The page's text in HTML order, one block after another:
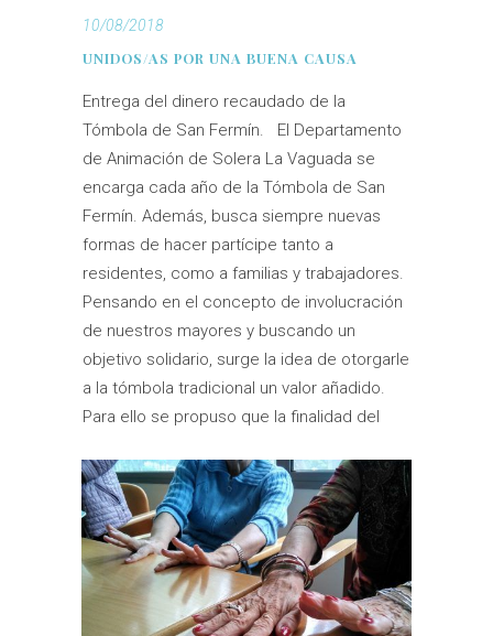
10/08/2018
UNIDOS/AS POR UNA BUENA CAUSA
Entrega del dinero recaudado de la
Tómbola de San Fermín. El Departamento
de Animación de Solera La Vaguada se
encarga cada año de la Tómbola de San
Fermín. Además, busca siempre nuevas
formas de hacer partícipe tanto a
residentes, como a familias y trabajadores.
Pensando en el concepto de involucración
de nuestros mayores y buscando un
objetivo solidario, surge la idea de otorgarle
a la tómbola tradicional un valor añadido.
Para ello se propuso que la finalidad del